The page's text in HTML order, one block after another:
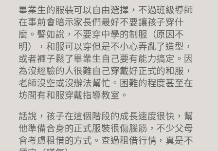
畢業生的服裝可以自由選擇，不過班級導師
在事前會暗示家長們最好不要讓孩子穿什
麼。譬如說，不要穿中學的制服（原因不
明），和服可以穿但是不小心弄亂了造型，
或者褲子鬆了畢業生自己要有能力搞定。因
為沒經驗的人很難自己穿戴好正式的和服，
老師沒空或沒辦法幫忙。困難的程度甚至在
坊間有和服穿戴指導教室。
話說，孩子在這個階段的成長速度很快，幫
他準備合身的正式服裝很傷腦筋，不少父母
會考慮租借的方式。查過租借行情，真是不